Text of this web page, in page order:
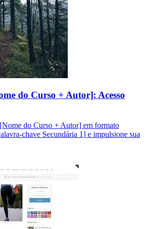
do Curso + Autor]: Acesso
do Curso + Autor] em formato
chave Secundária 1] e impulsione sua